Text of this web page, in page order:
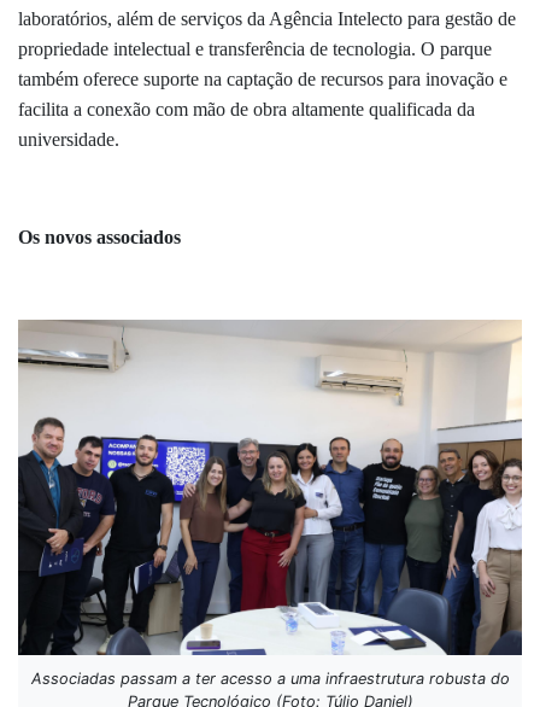
laboratórios, além de serviços da Agência Intelecto para gestão de
propriedade intelectual e transferência de tecnologia. O parque
também oferece suporte na captação de recursos para inovação e
facilita a conexão com mão de obra altamente qualificada da
universidade.
Os novos associados
Associadas passam a ter acesso a uma infraestrutura robusta do
Parque Tecnológico (Foto: Túlio Daniel)